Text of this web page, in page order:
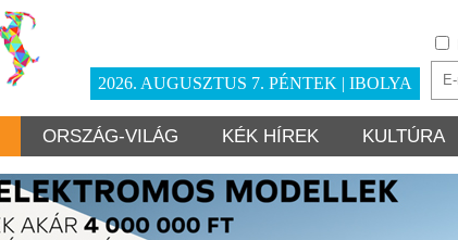
2026. AUGUSZTUS 7. PÉNTEK | IBOLYA
ORSZÁG-VILÁG KÉK HÍREK KULTÚRA